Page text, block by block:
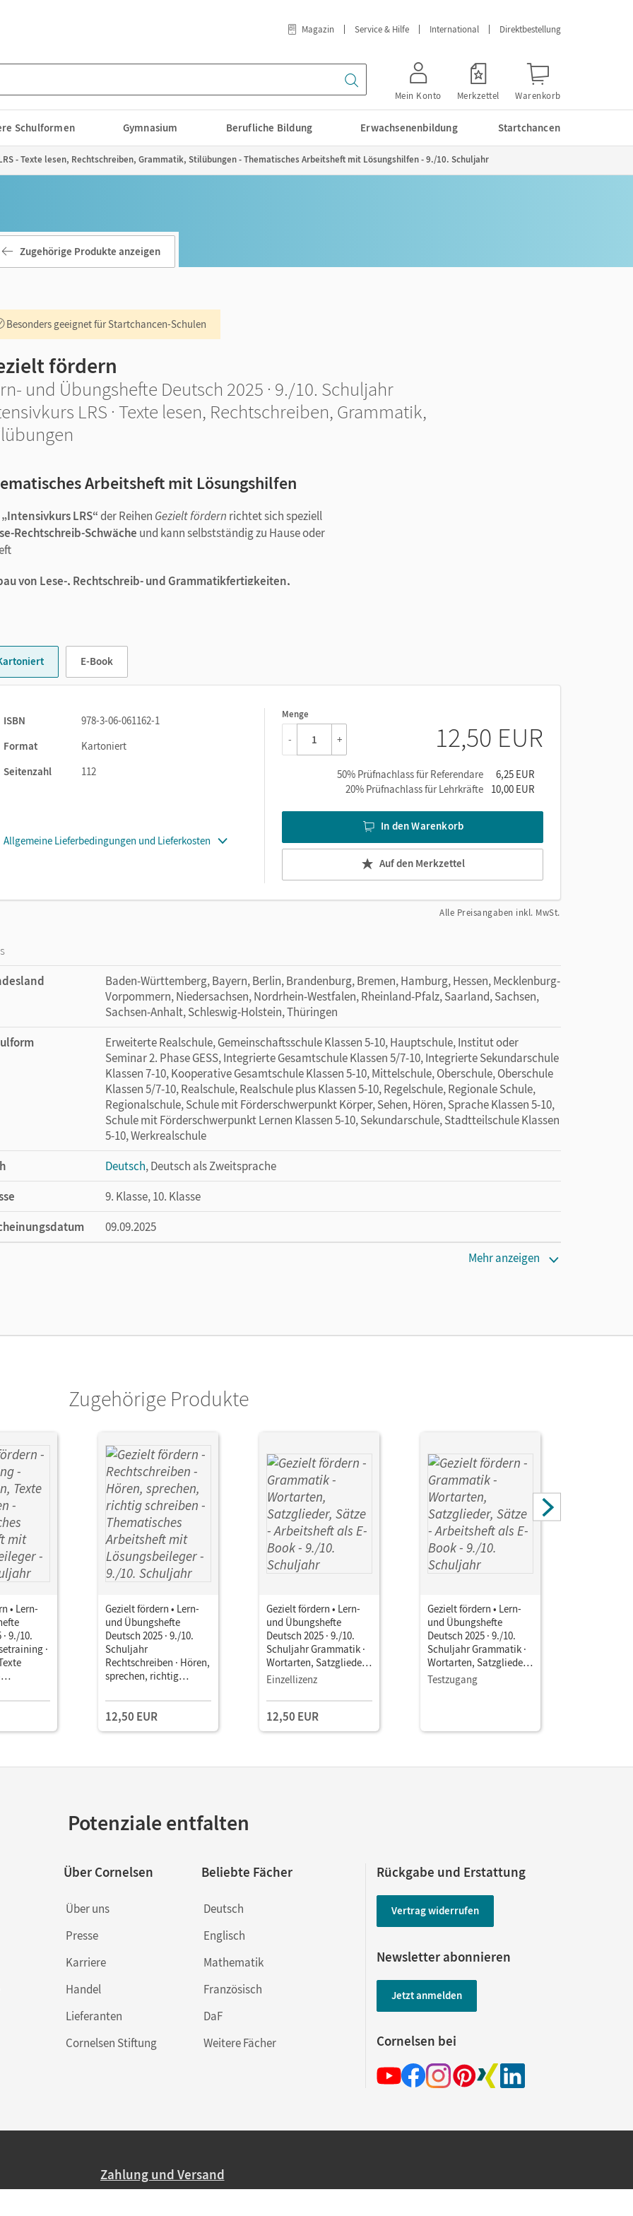
Magazin Service & Hilfe International Direktbestellung
Mein Konto Merkzettel Warenkorb
Schulformen Gymnasium Berufliche Bildung Erwachsenenbildung Startchancen
- Texte lesen, Rechtschreiben, Grammatik, Stilübungen - Thematisches Arbeitsheft mit Lösungshilfen - 9./10. Schuljahr
Zugehörige Produkte anzeigen
Besonders geeignet für Startchancen-Schulen
fördern
und Übungshefte Deutsch 2025 · 9./10. Schuljahr
LRS · Texte lesen, Rechtschreiben, Grammatik,
Arbeitsheft mit Lösungshilfen
LRS“der Reihen Gezielt fördern richtet sich speziell
Rechtschreib-Schwäche und kann selbstständig zu Hause oder
von Lese-, Rechtschreib- und Grammatikfertigkeiten,
zu nicht individuell lösbaren Aufgaben. Das Arbeitsheft für die
Sachtexten.
und Übungsheft "Intensivkurs LRS" fördert zuverlässig die
E-Book
ISBN
978-3-06-061162-1
Format
Kartoniert
Seitenzahl
112
Allgemeine Lieferbedingungen und Lieferkosten
Menge
1
- + 12,50 EUR
50% Prüfnachlass für Referendare
6,25 EUR
20% Prüfnachlass für Lehrkräfte
10,00 EUR
In den Warenkorb
Auf den Merkzettel
Alle Preisangaben inkl. MwSt.
Baden-Württemberg, Bayern, Berlin, Brandenburg, Bremen, Hamburg, Hessen, Mecklenburg-
Vorpommern, Niedersachsen, Nordrhein-Westfalen, Rheinland-Pfalz, Saarland, Sachsen,
Sachsen-Anhalt, Schleswig-Holstein, Thüringen
Erweiterte Realschule, Gemeinschaftsschule Klassen 5-10, Hauptschule, Institut oder
Seminar 2. Phase GESS, Integrierte Gesamtschule Klassen 5/7-10, Integrierte Sekundarschule
Klassen 7-10, Kooperative Gesamtschule Klassen 5-10, Mittelschule, Oberschule, Oberschule
Klassen 5/7-10, Realschule, Realschule plus Klassen 5-10, Regelschule, Regionale Schule,
Regionalschule, Schule mit Förderschwerpunkt Körper, Sehen, Hören, Sprache Klassen 5-10,
Schule mit Förderschwerpunkt Lernen Klassen 5-10, Sekundarschule, Stadtteilschule Klassen
5-10, Werkrealschule
Deutsch, Deutsch als Zweitsprache
9. Klasse, 10. Klasse
09.09.2025
Mehr anzeigen
Zugehörige Produkte
• Lern-
9./10.
·
Gezielt fördern • Lern-
und Übungshefte
Deutsch 2025 · 9./10.
Schuljahr
Rechtschreiben · Hören,
sprechen, richtig
Thematisches
Arbeitsheft mit
Lösungsbeileger
12,50 EUR
Gezielt fördern • Lern-
und Übungshefte
Deutsch 2025 · 9./10.
Schuljahr Grammatik ·
Wortarten, Satzglieder,
Sätze • Arbeitsheft als E-
Einzellizenz
12,50 EUR
Gezielt fördern • Lern-
und Übungshefte
Deutsch 2025 · 9./10.
Schuljahr Grammatik ·
Wortarten, Satzglieder,
Sätze • Arbeitsheft als E-
Testzugang
Potenziale entfalten
Über Cornelsen
Über uns
Presse
Karriere
Handel
Lieferanten
Cornelsen Stiftung
Beliebte Fächer
Deutsch
Englisch
Mathematik
Französisch
DaF
Weitere Fächer
Rückgabe und Erstattung
Vertrag widerrufen
Newsletter abonnieren
Jetzt anmelden
Cornelsen bei
Zahlung und Versand